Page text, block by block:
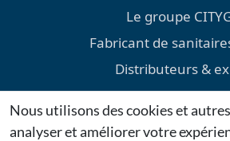
Le groupe
Fabricant de
Distributeurs &
Nous utilisons des cookies et
analyser et améliorer votre